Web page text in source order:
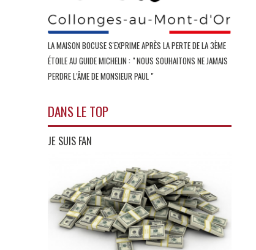
LA MAISON BOCUSE S'EXPRIME APRÈS LA PERTE DE LA 3ÈME
ÉTOILE AU GUIDE MICHELIN : " NOUS SOUHAITONS NE JAMAIS
PERDRE L’ÂME DE MONSIEUR PAUL "
DANS LE TOP
JE SUIS FAN